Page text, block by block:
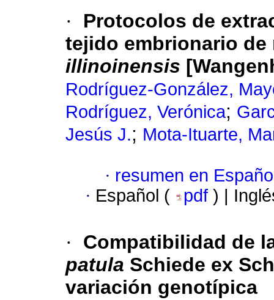
·
Protocolos de
tejido embrionario de
illinoinensis
Rodríguez-González,
Rodríguez, Verónica;
Jesús J.; Mota-Ituarte,
· resumen en
· Español ( pdf ) |
·
Compatibilidad de
patula Schiede ex
variación genotípica